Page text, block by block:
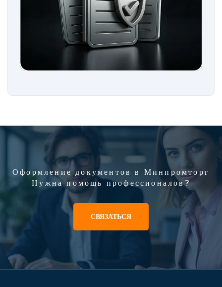
Оформление документов в Минпромторг
Нужна помощь профессионалов?
СВЯЗАТЬСЯ